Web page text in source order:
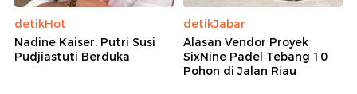
detikHot
Nadine Kaiser, Putri Susi
Pudjiastuti Berduka
detikJabar
Alasan Vendor Proyek
SixNine Padel Tebang 10
Pohon di Jalan Riau